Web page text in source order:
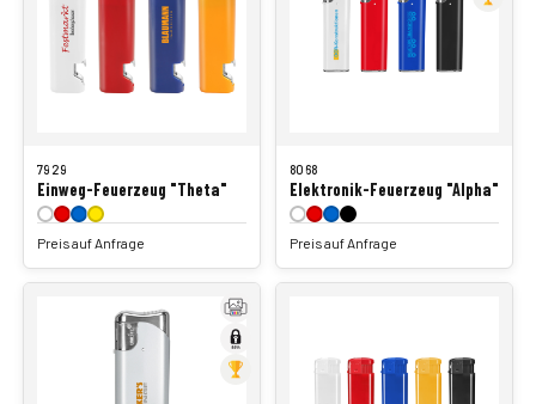
7929
Einweg-Feuerzeug "Theta"
Preis auf Anfrage
8068
Elektronik-Feuerzeug "Alpha"
Preis auf Anfrage